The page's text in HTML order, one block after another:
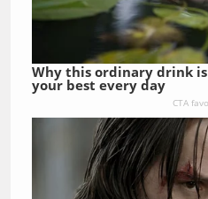
Why this ordinary drink
your best every day
CTA